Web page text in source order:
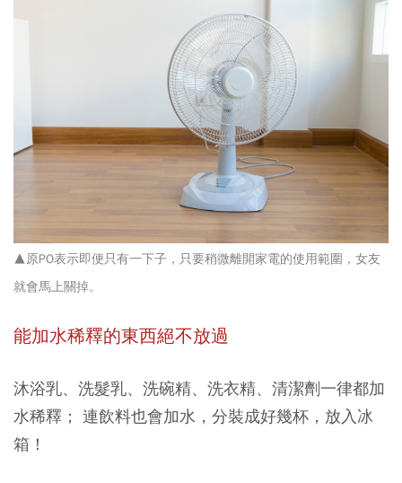
▲原PO表示即便只有一下子，只要稍微離開家電的使用範圍，女友
就會馬上關掉。
能加水稀釋的東西絕不放過
沐浴乳、洗髮乳、洗碗精、洗衣精、清潔劑一律都加
水稀釋； 連飲料也會加水，分裝成好幾杯，放入冰
箱！